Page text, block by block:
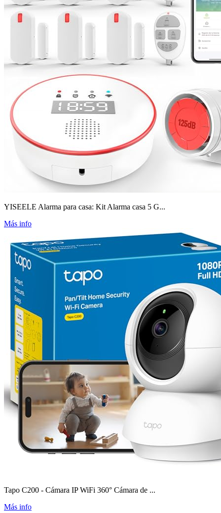
YISEELE Alarma para casa: Kit Alarma casa 5 G...
Más info
Tapo C200 - Cámara IP WiFi 360° Cámara de ...
Más info